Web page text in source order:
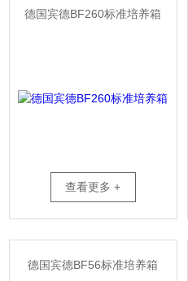
德国宾德BF260标准培养箱
查看更多 +
德国宾德BF56标准培养箱